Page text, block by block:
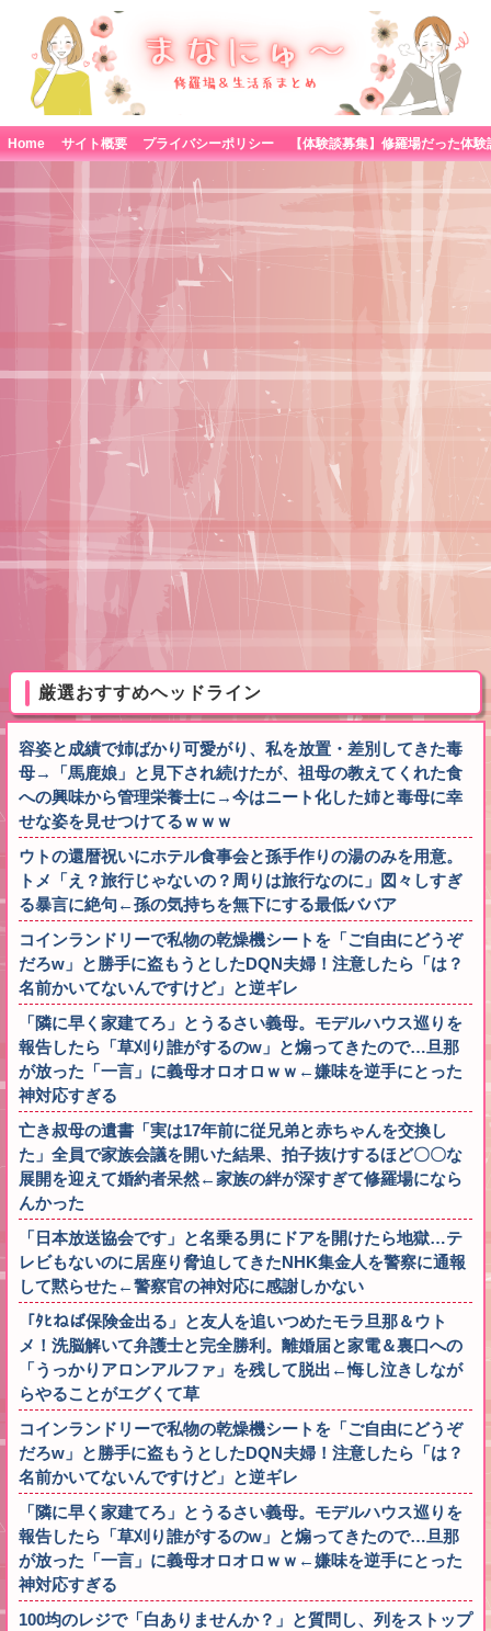
Home サイト概要 プライバシーポリシー
厳選おすすめヘッドライン
容姿と成績で姉ばかり可愛がり、私を放置・差別してきた毒
母→「馬鹿娘」と見下され続けたが、祖母の教えてくれた食
への興味から管理栄養士に→今はニート化した姉と毒母に幸
せな姿を見せつけてるｗｗｗ
ウトの還暦祝いにホテル食事会と孫手作りの湯のみを用意。
トメ「え？旅行じゃないの？周りは旅行なのに」図々しすぎ
る暴言に絶句←孫の気持ちを無下にする最低ババア
コインランドリーで私物の乾燥機シートを「ご自由にどうぞ
だろw」と勝手に盗もうとしたDQN夫婦！注意したら「は？
名前かいてないんですけど」と逆ギレ
「隣に早く家建てろ」とうるさい義母。モデルハウス巡りを
報告したら「草刈り誰がするのw」と煽ってきたので…旦那
が放った「一言」に義母オロオロｗｗ←嫌味を逆手にとった
神対応すぎる
亡き叔母の遺書「実は17年前に従兄弟と赤ちゃんを交換し
た」全員で家族会議を開いた結果、拍子抜けするほど〇〇な
展開を迎えて婚約者呆然←家族の絆が深すぎて修羅場になら
んかった
「日本放送協会です」と名乗る男にドアを開けたら地獄…テ
レビもないのに居座り脅迫してきたNHK集金人を警察に通報
して黙らせた←警察官の神対応に感謝しかない
「ﾀﾋねば保険金出る」と友人を追いつめたモラ旦那＆ウト
メ！洗脳解いて弁護士と完全勝利。離婚届と家電＆裏口への
「うっかりアロンアルファ」を残して脱出←悔し泣きしなが
らやることがエグくて草
コインランドリーで私物の乾燥機シートを「ご自由にどうぞ
だろw」と勝手に盗もうとしたDQN夫婦！注意したら「は？
名前かいてないんですけど」と逆ギレ
「隣に早く家建てろ」とうるさい義母。モデルハウス巡りを
報告したら「草刈り誰がするのw」と煽ってきたので…旦那
が放った「一言」に義母オロオロｗｗ←嫌味を逆手にとった
神対応すぎる
100均のレジで「白ありませんか？」と質問し、列をストップ